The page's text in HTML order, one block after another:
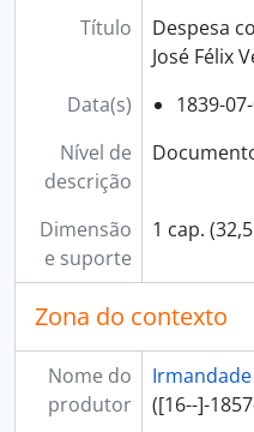
[Documento
[Documento
[Documento
[Documento
[Documento
[Documento
[Documento
[Documento
[Documento
[Série] 09 -
Título
Despesa
José Félix
Data(s)
1839-
Nível de
descrição
Dimensão
e suporte
1 cap.
Zona do contexto
Nome do
produtor
([16--]-